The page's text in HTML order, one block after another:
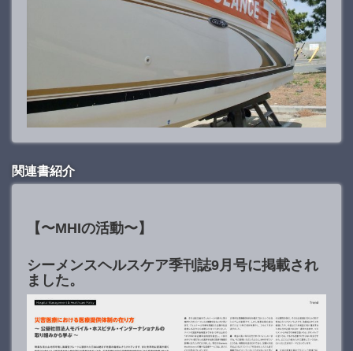
関連書紹介
【〜MHIの活動〜】
シーメンスヘルスケア季刊誌9月号に掲載され
ました。